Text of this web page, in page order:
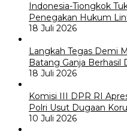
Indonesia-Tiongkok
Penegakan Hukum
18 Juli 2026
Langkah Tegas Demi
Batang Ganja Berhasil
18 Juli 2026
Komisi III DPR RI
Polri Usut Dugaan
10 Juli 2026